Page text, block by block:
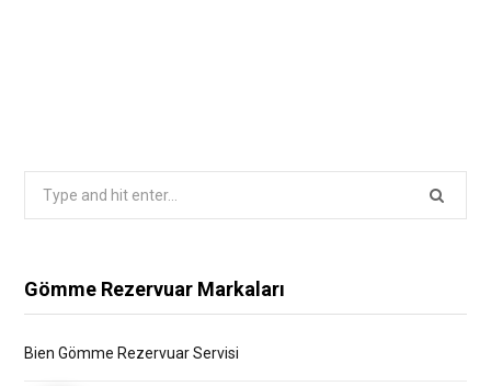
Gömme Rezervuar Markaları
Bien Gömme Rezervuar Servisi